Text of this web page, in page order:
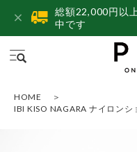
総額22,000円以
中です
HOME
IBI KISO NAGARA ナイロンシ